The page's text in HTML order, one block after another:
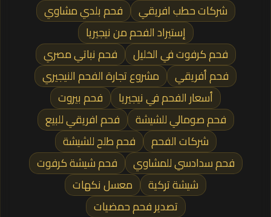
شركات حطب افريقي
فحم بلدي مشاوي
إستيراد الفحم من نيجيريا
فحم كرفوت في الخليل
فحم نباتي مصري
فحم أفريقي
مشروع تجارة الفحم النيجيري
أسعار الفحم في نيجيريا
فحم بيروت
فحم صومالي للشيشة
فحم افريقي للبيع
شركات الفحم
فحم طلح للشيشة
فحم سدادسي للمشاوي
فحم شيشة كرفوت
شيشة تركية
معسل نكهات
تصدير فحم حمضيات